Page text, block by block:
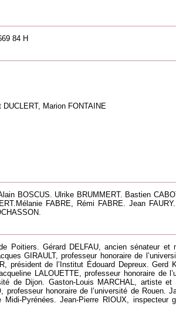
84 H
Marion FONTAINE
BOSCUS. Ulrike BRUMMERT. Bastien
FABRE, Rémi FABRE. Jean
Poitiers. Gérard DELFAU, ancien sénateur
GIRAULT, professeur honoraire de
président de l’Institut Édouard Depreux.
LALOUETTE, professeur honoraire de
de Dijon. Gaston-Louis MARCHAL, artiste
professeur honoraire de l’université de
Pyrénées. Jean-Pierre RIOUX,